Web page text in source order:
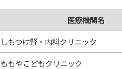
医療機関名
しもつけ腎・内科クリニック
ももやこどもクリニック